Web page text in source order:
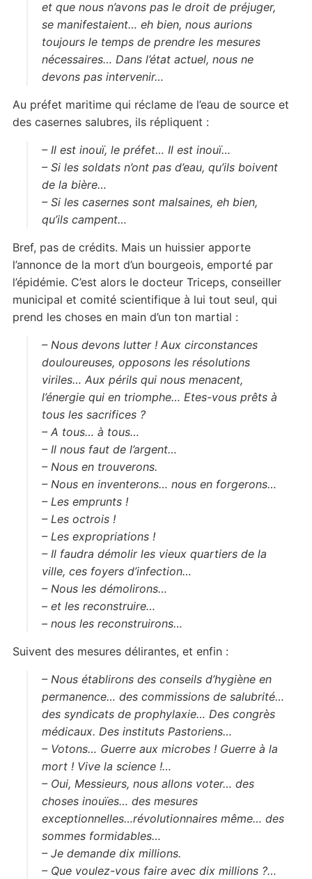
et que nous n’avons pas le droit de préjuger,
se manifestaient… eh bien, nous aurions
toujours le temps de prendre les mesures
nécessaires… Dans l’état actuel, nous ne
devons pas intervenir…
Au préfet maritime qui réclame de l’eau de source et
des casernes salubres, ils répliquent :
– Il est inouï, le préfet… Il est inouï…
– Si les soldats n’ont pas d’eau, qu’ils boivent
de la bière…
– Si les casernes sont malsaines, eh bien,
qu’ils campent…
Bref, pas de crédits. Mais un huissier apporte
l’annonce de la mort d’un bourgeois, emporté par
l’épidémie. C’est alors le docteur Triceps, conseiller
municipal et comité scientifique à lui tout seul, qui
prend les choses en main d’un ton martial :
– Nous devons lutter ! Aux circonstances
douloureuses, opposons les résolutions
viriles… Aux périls qui nous menacent,
l’énergie qui en triomphe… Etes-vous prêts à
tous les sacrifices ?
– A tous… à tous…
– Il nous faut de l’argent…
– Nous en trouverons.
– Nous en inventerons… nous en forgerons…
– Les emprunts !
– Les octrois !
– Les expropriations !
– Il faudra démolir les vieux quartiers de la
ville, ces foyers d’infection…
– Nous les démolirons…
– et les reconstruire…
– nous les reconstruirons…
Suivent des mesures délirantes, et enfin :
– Nous établirons des conseils d’hygiène en
permanence… des commissions de salubrité…
des syndicats de prophylaxie… Des congrès
médicaux. Des instituts Pastoriens…
– Votons… Guerre aux microbes ! Guerre à la
mort ! Vive la science !…
– Oui, Messieurs, nous allons voter… des
choses inouïes… des mesures
exceptionnelles…révolutionnaires même… des
sommes formidables…
– Je demande dix millions.
– Que voulez-vous faire avec dix millions ?…